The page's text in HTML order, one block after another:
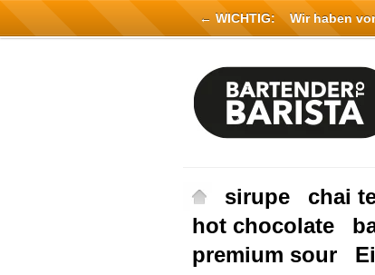
sirupe chai
hot chocolate
premium sour
← WICHTIG:Wir haben